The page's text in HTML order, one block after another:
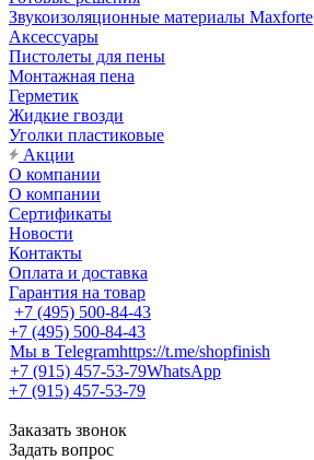
Звукоизоляционные материалы Maxforte
Аксессуары
Пистолеты для пены
Монтажная пена
Герметик
Жидкие гвозди
Уголки пластиковые
Акции
О компании
О компании
Сертификаты
Новости
Контакты
Оплата и доставка
Гарантия на товар
+7 (495) 500-84-43
+7 (495) 500-84-43
Мы в Telegramhttps://t.me/shopfinish
+7 (915) 457-53-79WhatsApp
+7 (915) 457-53-79
Заказать звонок
Задать вопрос